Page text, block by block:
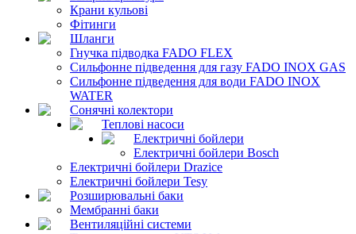
Крани кульові
Фітинги
Шланги
Гнучка підводка FADO FLEX
Сильфонне підведення для газу FADO INOX GAS
Сильфонне підведення для води FADO INOX
WATER
Сонячні колектори
Теплові насоси
Електричні бойлери
Електричні бойлери Bosch
Електричні бойлери Drazice
Електричні бойлери Tesy
Розширювальні баки
Мембранні баки
Вентиляційні системи